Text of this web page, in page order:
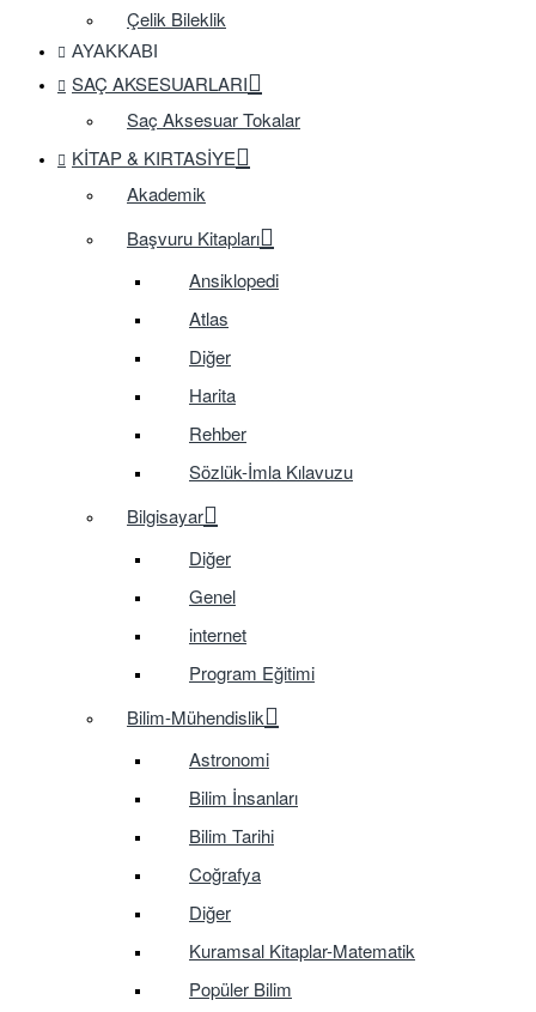
Çelik Bileklik
AYAKKABI
SAÇ AKSESUARLARI
Saç Aksesuar Tokalar
KITAP & KIRTASIYE
Akademik
Başvuru Kitapları
Ansiklopedi
Atlas
Diğer
Harita
Rehber
Sözlük-İmla Kılavuzu
Bilgisayar
Diğer
Genel
internet
Program Eğitimi
Bilim-Mühendislik
Astronomi
Bilim İnsanları
Bilim Tarihi
Coğrafya
Diğer
Kuramsal Kitaplar-Matematik
Popüler Bilim